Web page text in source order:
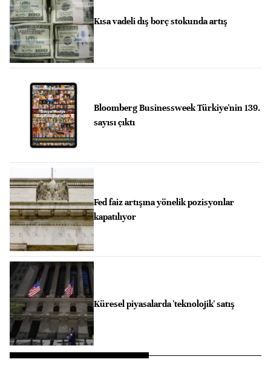
Kısa vadeli dış borç stokunda artış
Bloomberg Businessweek Türkiye'nin 139.
sayısı çıktı
Fed faiz artışına yönelik pozisyonlar
kapatılıyor
Küresel piyasalarda 'teknolojik' satış